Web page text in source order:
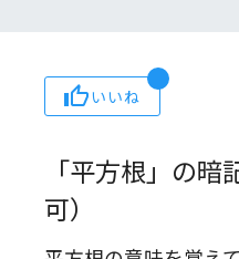
いいね
「平方根」の
可）